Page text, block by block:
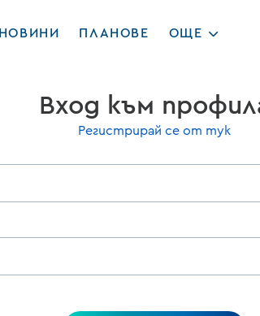
НОВИНИ ПЛАНОВЕ ОЩЕ
Вход към
Регистрирай се от тук